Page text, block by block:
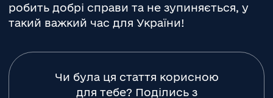
робить добрі справи та не зупиняється, у
такий важкий час для України!
Чи була ця стаття корисною
для тебе? Поділись з